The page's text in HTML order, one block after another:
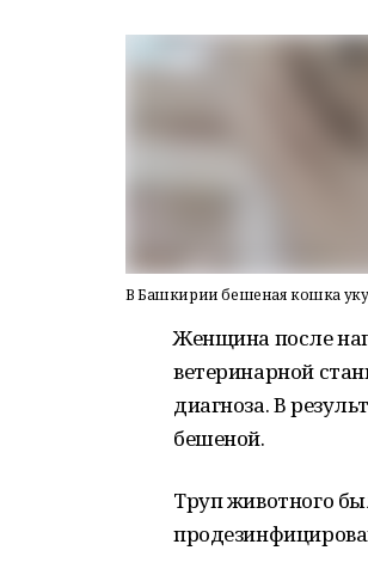
В Башкирии бешеная кошка
Женщина после
ветеринарной
диагноза. В
бешеной.
Труп животного